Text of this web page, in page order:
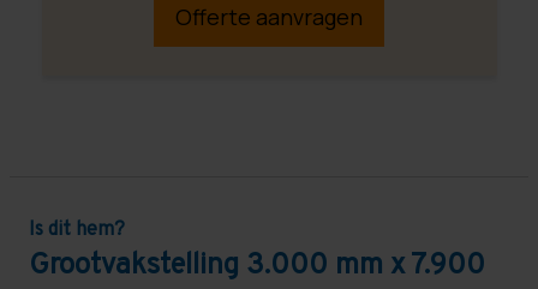
Offerte aanvragen
Is dit hem?
Grootvakstelling 3.000 mm x 7.900